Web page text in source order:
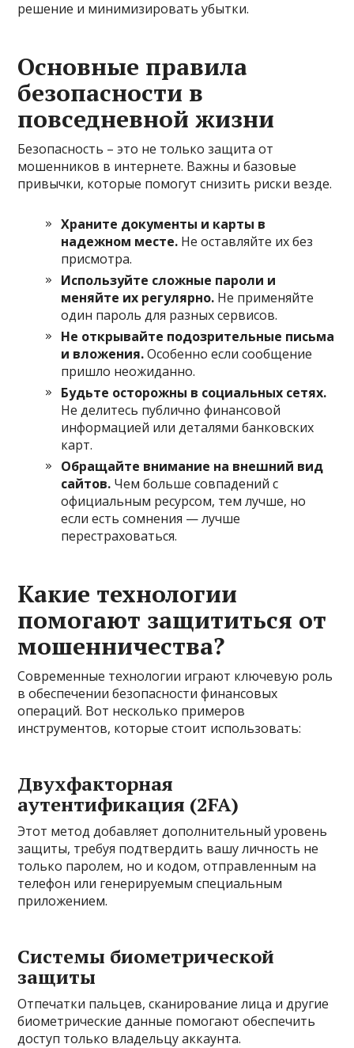
решение и минимизировать убытки.
Основные правила
безопасности в
повседневной жизни
Безопасность – это не только защита от
мошенников в интернете. Важны и базовые
привычки, которые помогут снизить риски везде.
Храните документы и карты в
надежном месте. Не оставляйте их без
присмотра.
Используйте сложные пароли и
меняйте их регулярно. Не применяйте
один пароль для разных сервисов.
Не открывайте подозрительные письма
и вложения.Особенно если сообщение
пришло неожиданно.
Будьте осторожны в социальных сетях.
Не делитесь публично финансовой
информацией или деталями банковских
карт.
Обращайте внимание на внешний вид
сайтов. Чем больше совпадений с
официальным ресурсом, тем лучше, но
если есть сомнения — лучше
перестраховаться.
Какие технологии
помогают защититься от
мошенничества?
Современные технологии играют ключевую роль
в обеспечении безопасности финансовых
операций. Вот несколько примеров
инструментов, которые стоит использовать:
Двухфакторная
аутентификация (2FA)
Этот метод добавляет дополнительный уровень
защиты, требуя подтвердить вашу личность не
только паролем, но и кодом, отправленным на
телефон или генерируемым специальным
приложением.
Системы биометрической
защиты
Отпечатки пальцев, сканирование лица и другие
биометрические данные помогают обеспечить
доступ только владельцу аккаунта.